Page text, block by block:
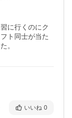
に行くのにク
ト同士が当た
。
いいね 0